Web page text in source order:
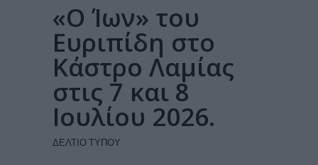
«Ο Ίων» του
Ευριπίδη στο
Κάστρο Λαμίας
στις 7 και 8
Ιουλίου 2026.
ΔΕΛΤΊΟ ΤΎΠΟΥ